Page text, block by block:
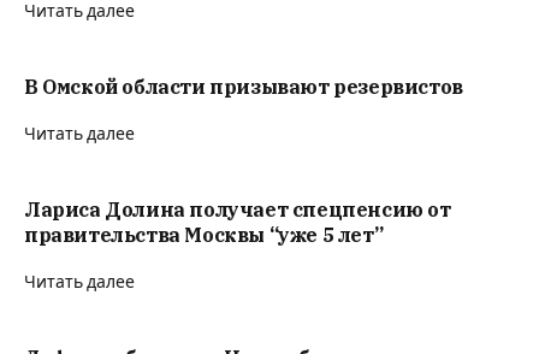
Читать далее
В Омской области призывают резервистов
Читать далее
Лариса Долина получает спецпенсию от
правительства Москвы “уже 5 лет”
Читать далее